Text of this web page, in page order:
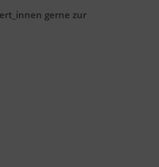
gerne zur